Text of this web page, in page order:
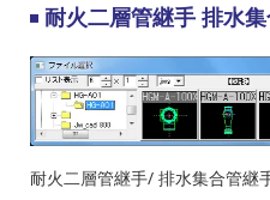
耐火二層管継手 排水
耐火二層管継手/ 排水集合管継